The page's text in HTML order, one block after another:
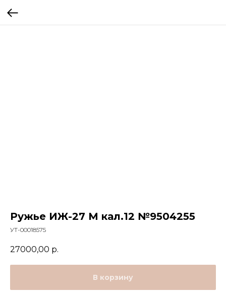
Ружье ИЖ-27 М кал.12 №9504255
УТ-00018575
27000,00 р.
В корзину